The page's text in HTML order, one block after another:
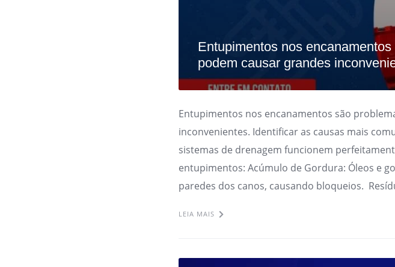
Entupimentos nos
podem causar grandes
Entupimentos nos encanamentos são
inconvenientes. Identificar as causas mais
sistemas de drenagem funcionem
entupimentos: Acúmulo de Gordura: Óleos e
paredes dos canos, causando bloqueios.
LEIA MAIS